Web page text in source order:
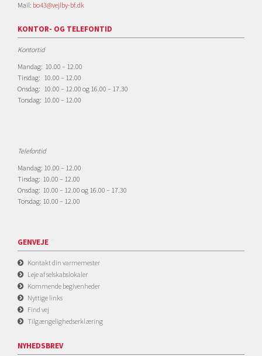
Mail: bo43@vejlby-bf.dk
KONTOR- OG TELEFONTID
Kontortid
Mandag: 10.00 – 12.00
Tirsdag: 10.00 – 12.00
Onsdag: 10.00 – 12.00 og 16.00 – 17.30
Torsdag: 10.00 – 12.00
Telefontid
Mandag: 10.00 – 12.00
Tirsdag: 10.00 – 12.00
Onsdag: 10.00 – 12.00 og 16.00 – 17.30
Torsdag: 10.00 – 12.00
GENVEJE
Kontakt din varmemester
Leje af selskabslokaler
Kommende begivenheder
Nyttige links
Find vej
Tilgængelighedserklæring
NYHEDSBREV